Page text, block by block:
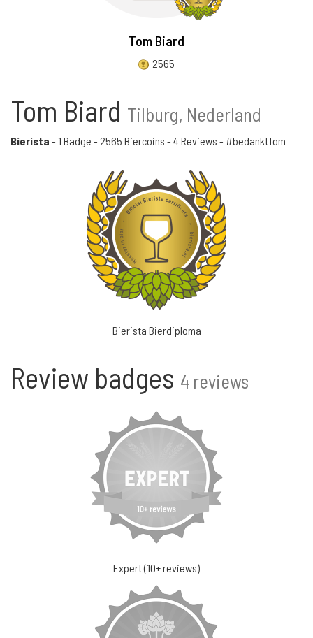
Tom Biard
2565
Tom Biard Tilburg, Nederland
Bierista - 1 Badge - 2565 Biercoins - 4 Reviews - #bedanktTom
Bierista Bierdiploma
Review badges 4 reviews
Expert (10+ reviews)